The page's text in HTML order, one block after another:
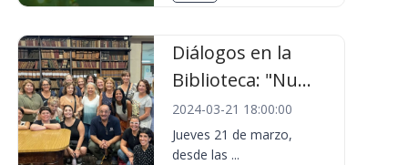
Diálogos en la
Biblioteca: "Nu...
2024-03-21 18:00:00
Jueves 21 de marzo,
desde las ...